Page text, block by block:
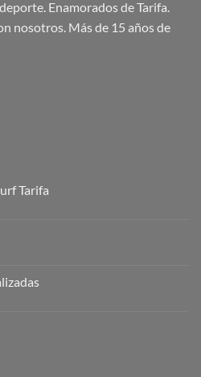
Enamorados de Tarifa.
nosotros. Más de 15 años de
Tarifa